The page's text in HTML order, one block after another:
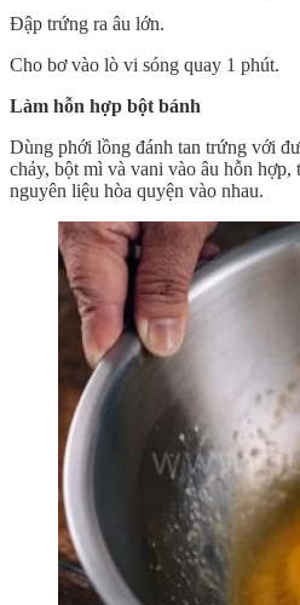
Đập trứng ra âu lớn.
Cho bơ vào lò vi sóng quay 1 phút.
Làm hỗn hợp bột bánh
Dùng phới lồng đánh tan trứng với
chảy, bột mì và vani vào âu hỗn hợp,
nguyên liệu hòa quyện vào nhau.